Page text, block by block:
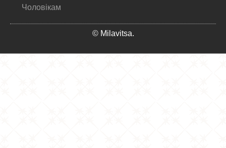
Чоловікам
© Milavitsa.